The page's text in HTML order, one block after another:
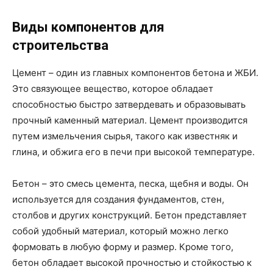
Виды компонентов для
строительства
Цемент – один из главных компонентов бетона и ЖБИ.
Это связующее вещество, которое обладает
способностью быстро затвердевать и образовывать
прочный каменный материал. Цемент производится
путем измельчения сырья, такого как известняк и
глина, и обжига его в печи при высокой температуре.
Бетон – это смесь цемента, песка, щебня и воды. Он
используется для создания фундаментов, стен,
столбов и других конструкций. Бетон представляет
собой удобный материал, который можно легко
формовать в любую форму и размер. Кроме того,
бетон обладает высокой прочностью и стойкостью к